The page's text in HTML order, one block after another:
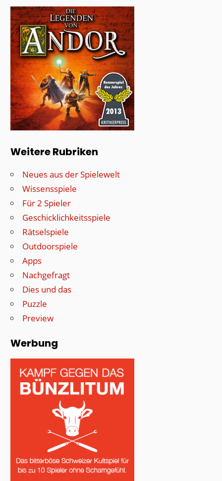
Weitere Rubriken
Neues aus der Spielewelt
Wissensspiele
Für 2 Spieler
Geschicklichkeitsspiele
Rätselspiele
Outdoorspiele
Apps
Nachgefragt
Dies und das
Puzzle
Preview
Werbung